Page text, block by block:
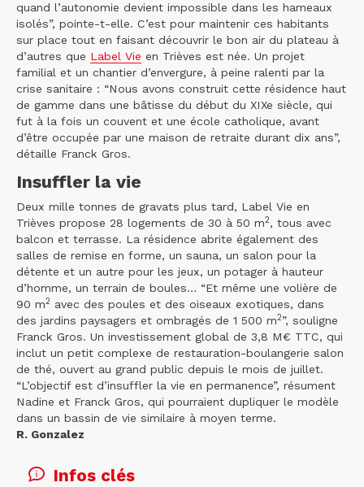
quand l’autonomie devient impossible dans les hameaux
isolés”, pointe-t-elle. C’est pour maintenir ces habitants
sur place tout en faisant découvrir le bon air du plateau à
d’autres que Label Vie en Trièves est née. Un projet
familial et un chantier d’envergure, à peine ralenti par la
crise sanitaire : “Nous avons construit cette résidence haut
de gamme dans une bâtisse du début du XIXe siècle, qui
fut à la fois un couvent et une école catholique, avant
d’être occupée par une maison de retraite durant dix ans”,
détaille Franck Gros.
Insuffler la vie
Deux mille tonnes de gravats plus tard, Label Vie en
Trièves propose 28 logements de 30 à 50 m2, tous avec
balcon et terrasse. La résidence abrite également des
salles de remise en forme, un sauna, un salon pour la
détente et un autre pour les jeux, un potager à hauteur
d’homme, un terrain de boules… “Et même une volière de
90 m2 avec des poules et des oiseaux exotiques, dans
des jardins paysagers et ombragés de 1 500 m2”, souligne
Franck Gros. Un investissement global de 3,8 M€ TTC, qui
inclut un petit complexe de restauration-boulangerie salon
de thé, ouvert au grand public depuis le mois de juillet.
“L’objectif est d’insuffler la vie en permanence”, résument
Nadine et Franck Gros, qui pourraient dupliquer le modèle
dans un bassin de vie similaire à moyen terme.
R. Gonzalez
Infos clés